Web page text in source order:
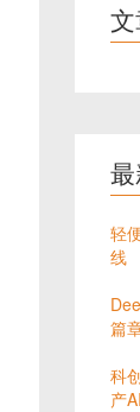
轻
线
篇
科
产